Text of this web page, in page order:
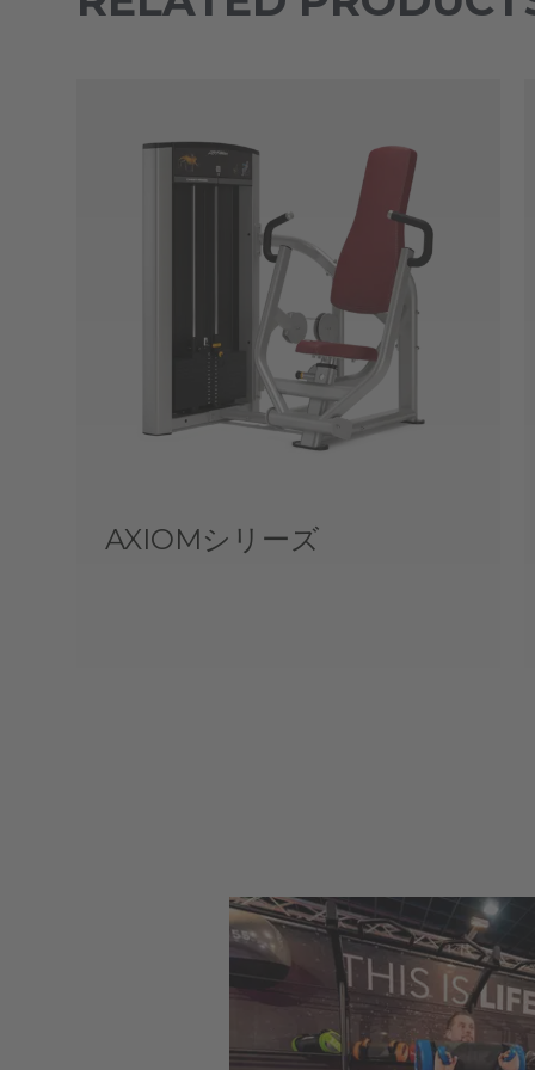
AXIOMシリーズ